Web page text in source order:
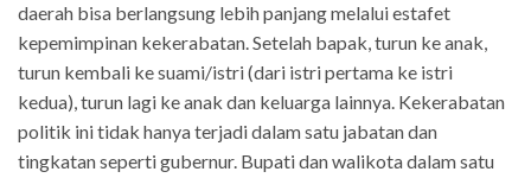
daerah bisa berlangsung lebih panjang melalui estafet
kepemimpinan kekerabatan. Setelah bapak, turun ke anak,
turun kembali ke suami/istri (dari istri pertama ke istri
kedua), turun lagi ke anak dan keluarga lainnya. Kekerabatan
politik ini tidak hanya terjadi dalam satu jabatan dan
tingkatan seperti gubernur. Bupati dan walikota dalam satu